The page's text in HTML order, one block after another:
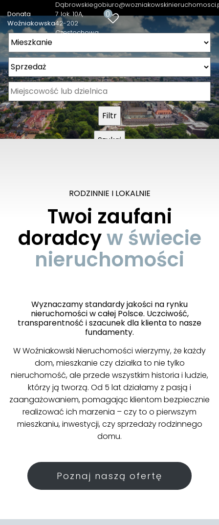
Donata
Woźniakowska
Dąbrowskiego
7 lok. 10A
42-202
Częstochowa
0
RODZINNIE I LOKALNIE
Twoi zaufani
doradcyw świecie
nieruchomości
Wyznaczamy standardy jakości na rynku
nieruchomości w całej Polsce. Uczciwość,
transparentność i szacunek dla klienta to nasze
fundamenty.
W Woźniakowski Nieruchomości wierzymy, że każdy
dom, mieszkanie czy działka to nie tylko
nieruchomość, ale przede wszystkim historia i ludzie,
którzy ją tworzą. Od 5 lat działamy z pasją i
zaangażowaniem, pomagając klientom bezpiecznie
realizować ich marzenia – czy to o pierwszym
mieszkaniu, inwestycji, czy sprzedaży rodzinnego
domu.
Poznaj naszą ofertę